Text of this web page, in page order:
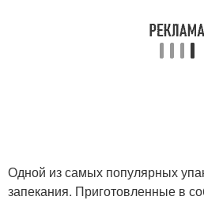
Одной из самых популярных
запекания. Приготовленные в